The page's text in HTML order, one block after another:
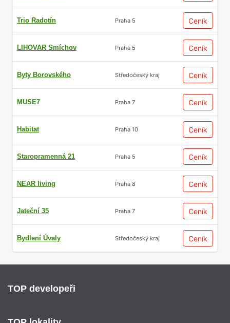
Trio Radotín Praha 5 Ceník
LIHOVAR Smíchov Praha 5 Ceník
Byty Borovského Středočeský kraj Ceník
MUSE7 Praha 7 Ceník
Habitat Praha 10 Ceník
Staropramenná 21 Praha 5 Ceník
NEAR living Praha 8 Ceník
Jateční 35 Praha 7 Ceník
Bydlení Úvaly Středočeský kraj Ceník
TOP developeři